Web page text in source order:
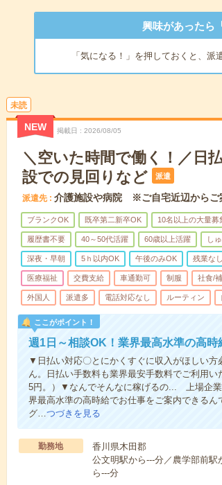
興味があったら
「気になる！」を押しておくと、派
未読
NEW 掲載日 2026/08/05
＼空いた時間で働く！／日
設での見回りなど
派遣
派遣先 介護施設や病院 ※ご自宅近辺からご
ブランクOK 既卒第二新卒OK 10名以上の大量募
履歴書不要 40～50代活躍 60歳以上活躍 し
深夜・早朝 5ｈ以内OK 午後のみOK 残業なし
医療福祉 交費支給 車通勤可 制服 社食/
外国人 派遣多 電話対応なし ルーティン
ここがポイント！
週1日～相談OK！業界最高水準の高時
▼日払い対応〇とにかくすぐに収入がほしい
ん。日払い手数料も業界最安手数料でご利用
5円。）▼なんでそんなに稼げるの... 上場企業
界最高水準の高時給でお仕事をご案内できる
グ…つづきを見る
勤務地
香川県木田郡
公文明駅から---分／農学部前駅
ら---分